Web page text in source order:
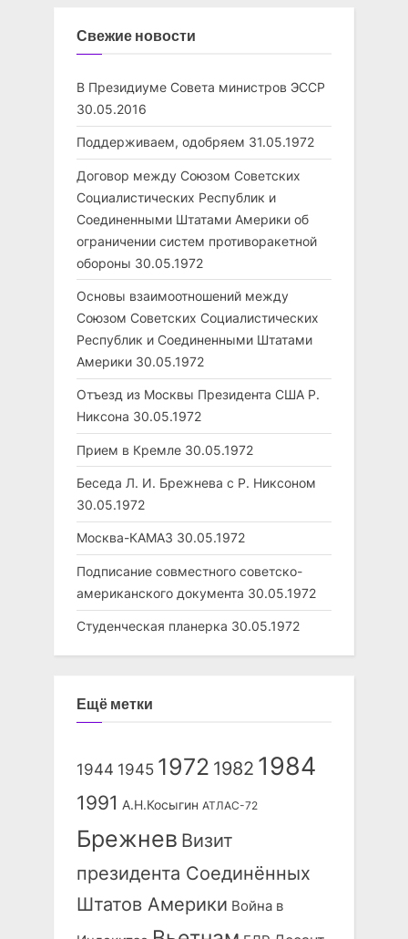
Свежие новости
В Президиуме Совета министров ЭССР
30.05.2016
Поддерживаем, одобряем 31.05.1972
Договор между Союзом Советских
Социалистических Республик и
Соединенными Штатами Америки об
ограничении систем противоракетной
обороны 30.05.1972
Основы взаимоотношений между
Союзом Советских Социалистических
Республик и Соединенными Штатами
Америки 30.05.1972
Отъезд из Москвы Президента США Р.
Никсона 30.05.1972
Прием в Кремле 30.05.1972
Беседа Л. И. Брежнева с Р. Никсоном
30.05.1972
Москва-КАМАЗ 30.05.1972
Подписание совместного советско-
американского документа 30.05.1972
Студенческая планерка 30.05.1972
Ещё метки
1944 1945 1972 1982 1984
1991 А.Н.Косыгин АТЛАС-72
Брежнев Визит
президента Соединённых
Штатов Америки Война в